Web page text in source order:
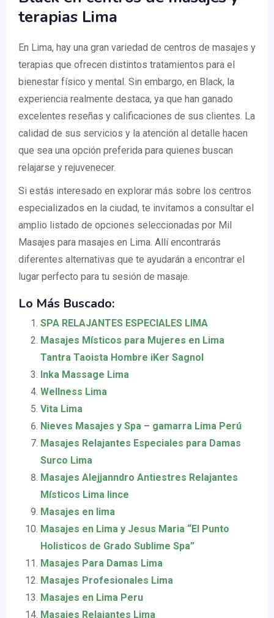
terapias Lima
En Lima, hay una gran variedad de centros de masajes y
terapias que ofrecen distintos tratamientos para el
bienestar físico y mental. Sin embargo, en Black, la
experiencia realmente destaca, ya que han ganado
excelentes reseñas y calificaciones de sus clientes. La
calidad de sus servicios y la atención al detalle hacen
que sea una opción preferida para quienes buscan
relajarse y rejuvenecer.
Si estás interesado en explorar más sobre los centros
especializados en la ciudad, te invitamos a consultar el
amplio listado de opciones seleccionadas por Mil
Masajes para masajes en Lima. Allí encontrarás
diferentes alternativas que te ayudarán a encontrar el
lugar perfecto para tu sesión de masaje.
Lo Más Buscado:
SPA RELAJANTES ESPECIALES LIMA
Masajes Místicos para Mujeres en Lima
Tantra Taoista Hombre iKer Sagnol
Inka Massage Lima
Wellness Lima
Vita Lima
Nieves Masajes y Spa – gamarra Lima Perú
Masajes Relajantes Especiales para Damas
Surco Lima
Masajes Alejjanndro Antiestres Relajantes
Místicos Lima lince
Masajes en lima
Masajes en Lima y Jesus Maria “El Punto
Holisticos de Grado Sublime Spa”
Masajes Para Damas Lima
Masajes Profesionales Lima
Masajes en Lima Peru
Masajes Relajantes Lima